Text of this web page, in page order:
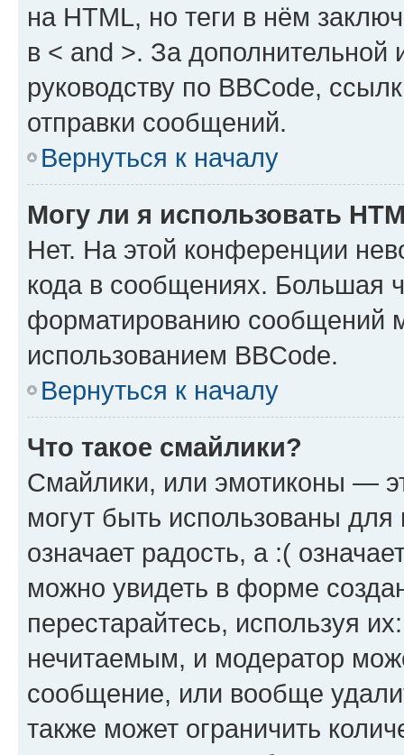
на HTML, но теги в нём
в < and >. За
руководству по BBCode,
отправки сообщений.
Вернуться к началу
Могу ли я использовать
Нет. На этой конференции
кода в сообщениях. Большая
форматированию сообщений
использованием BBCode.
Вернуться к началу
Что такое смайлики?
Смайлики, или эмотиконы —
могут быть использованы
означает радость, а :(
можно увидеть в форме
перестарайтесь, используя
нечитаемым, и модератор
сообщение, или вообще
также может ограничить